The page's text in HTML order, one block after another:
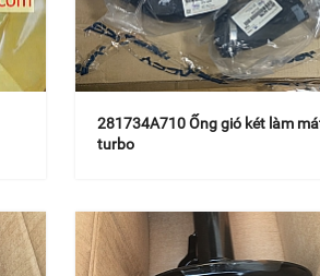
281734A710 Ống gió két làm
turbo